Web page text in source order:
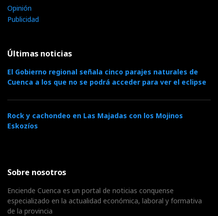
Opinión
Publicidad
Últimas noticias
El Gobierno regional señala cinco parajes naturales de
Cuenca a los que no se podrá acceder para ver el eclipse
Rock y cachondeo en Las Majadas con los Mojinos
Eskozíos
Sobre nosotros
Enciende Cuenca es un portal de noticias conquense
especializado en la actualidad económica, laboral y formativa
de la provincia